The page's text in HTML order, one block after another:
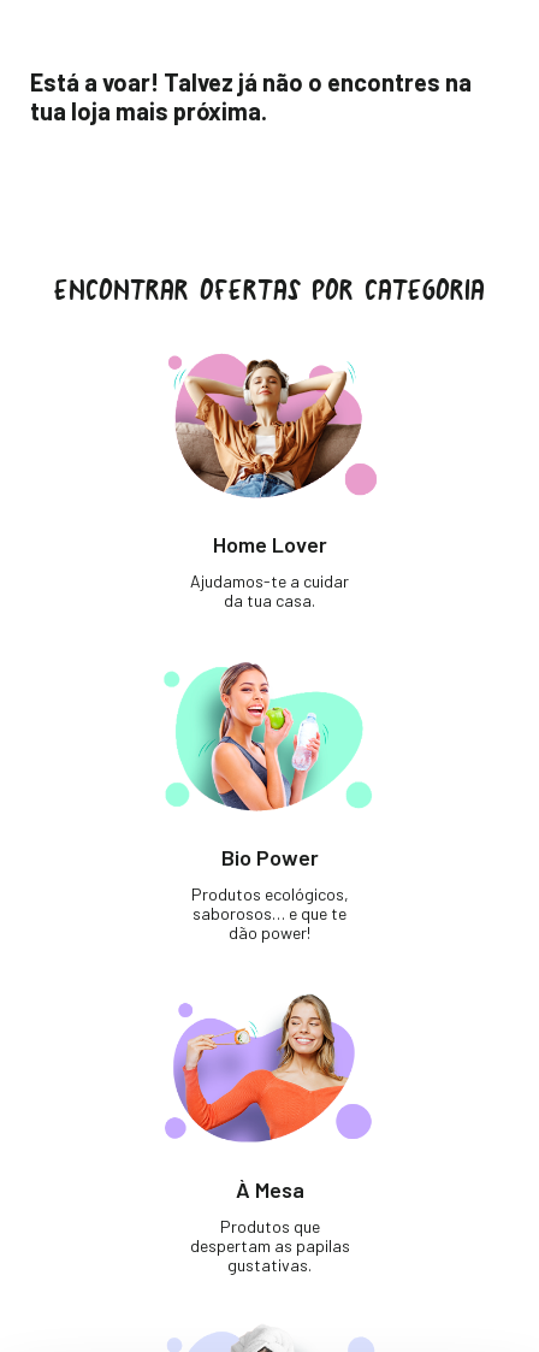
Está a voar! Talvez já não o encontres na
tua loja mais próxima.
ENCONTRAR OFERTAS POR CATEGORIA
Home Lover
Ajudamos-te a cuidar
da tua casa.
Bio Power
Produtos ecológicos,
saborosos… e que te
dão power!
À Mesa
Produtos que
despertam as papilas
gustativas.